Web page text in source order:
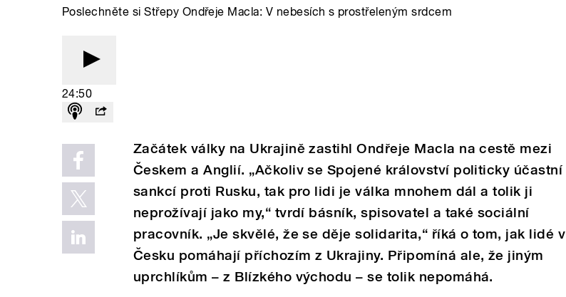
Poslechněte si Střepy Ondřeje Macla: V nebesích s prostřeleným srdcem
24:50
Začátek války na Ukrajině zastihl Ondřeje Macla na cestě mezi
Českem a Anglií. „Ačkoliv se Spojené království politicky účastní
sankcí proti Rusku, tak pro lidi je válka mnohem dál a tolik ji
neprožívají jako my,“ tvrdí básník, spisovatel a také sociální
pracovník. „Je skvělé, že se děje solidarita,“ říká o tom, jak lidé v
Česku pomáhají příchozím z Ukrajiny. Připomíná ale, že jiným
uprchlíkům – z Blízkého východu – se tolik nepomáhá.